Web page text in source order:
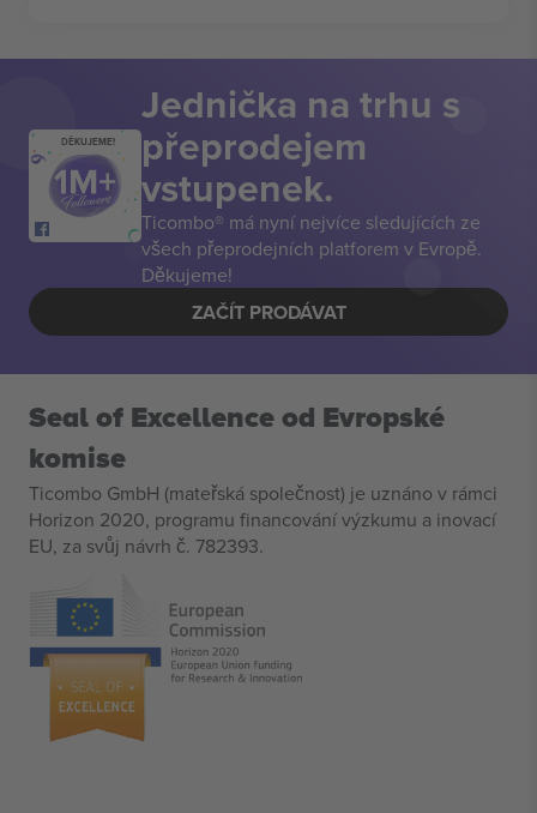
DĚKUJEME!
Jednička na trhu s
přeprodejem
vstupenek.
Ticombo® má nyní nejvíce sledujících ze
všech přeprodejních platforem v Evropě.
Děkujeme!
ZAČÍT PRODÁVAT
Seal of Excellence od Evropské
komise
Ticombo GmbH (mateřská společnost) je uznáno v rámci
Horizon 2020, programu financování výzkumu a inovací
EU, za svůj návrh č. 782393.